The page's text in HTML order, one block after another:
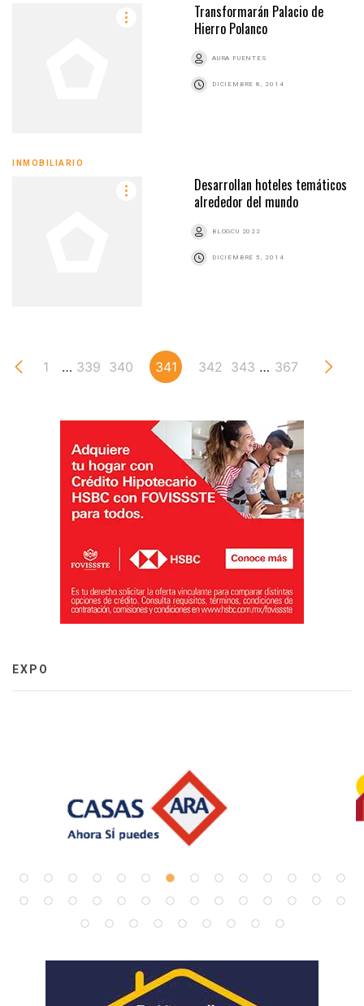
Transformarán Palacio de
Hierro Polanco
AURA FUENTES
DICIEMBRE 8, 2014
INMOBILIARIO
Desarrollan hoteles temáticos
alrededor del mundo
BLOGCU 2022
DICIEMBRE 5, 2014
1 … 339 340 341 342 343 … 367
EXPO